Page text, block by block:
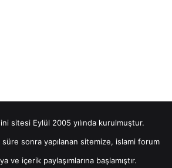
sitesi Eylül 2005 yılında kurulmuştur.
süre sonra yapılanan sitemize, islami forum
ve içerik paylaşımlarına başlamıştır.